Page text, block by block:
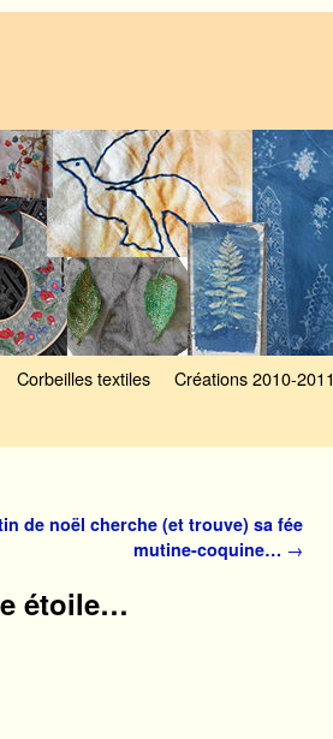
Corbeilles textiles Créations 2010-2011
de noël cherche (et trouve) sa fée
mutine-coquine… →
étoile…